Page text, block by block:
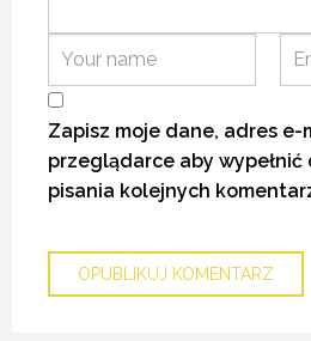
Zapisz moje dane, adres
przeglądarce aby
pisania kolejnych